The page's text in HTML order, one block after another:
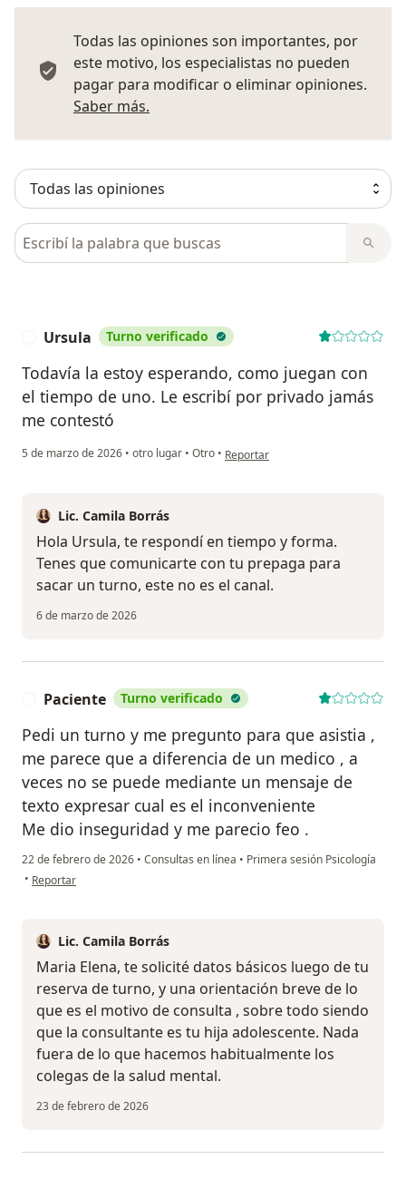
Todas las opiniones son importantes, por
este motivo, los especialistas no pueden
pagar para modificar o eliminar opiniones.
Saber más.
Busca en opiniones
Ursula Turno verificado
Todavía la estoy esperando, como juegan con
el tiempo de uno. Le escribí por privado jamás
me contestó
5 de marzo de 2026 • otro lugar • Otro • en opinión del usuario Ursula
Reportar
Lic. Camila Borrás
Hola Ursula, te respondí en tiempo y forma.
Tenes que comunicarte con tu prepaga para
sacar un turno, este no es el canal.
6 de marzo de 2026
Paciente Turno verificado
Pedi un turno y me pregunto para que asistia ,
me parece que a diferencia de un medico , a
veces no se puede mediante un mensaje de
texto expresar cual es el inconveniente
Me dio inseguridad y me parecio feo .
22 de febrero de 2026 • Consultas en línea • Primera sesión Psicología
• en opinión del usuario Paciente
Reportar
Lic. Camila Borrás
Maria Elena, te solicité datos básicos luego de tu
reserva de turno, y una orientación breve de lo
que es el motivo de consulta , sobre todo siendo
que la consultante es tu hija adolescente. Nada
fuera de lo que hacemos habitualmente los
colegas de la salud mental.
23 de febrero de 2026